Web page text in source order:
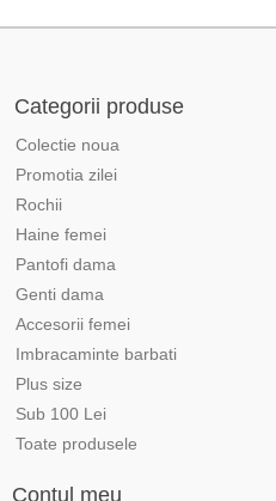
Categorii produse
Colectie noua
Promotia zilei
Rochii
Haine femei
Pantofi dama
Genti dama
Accesorii femei
Imbracaminte barbati
Plus size
Sub 100 Lei
Toate produsele
Contul meu